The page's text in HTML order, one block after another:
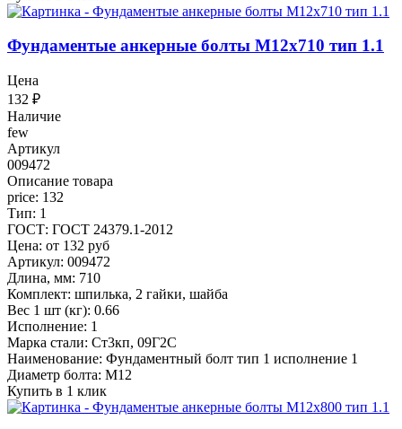
Фундаментые анкерные болты М12x710 тип 1.1
Цена
132 ₽
Наличие
few
Артикул
009472
Описание товара
price: 132
Тип: 1
ГОСТ: ГОСТ 24379.1-2012
Цена: от 132 руб
Артикул: 009472
Длина, мм: 710
Комплект: шпилька, 2 гайки, шайба
Вес 1 шт (кг): 0.66
Исполнение: 1
Марка стали: Ст3кп, 09Г2С
Наименование: Фундаментный болт тип 1 исполнение 1
Диаметр болта: М12
Купить в 1 клик